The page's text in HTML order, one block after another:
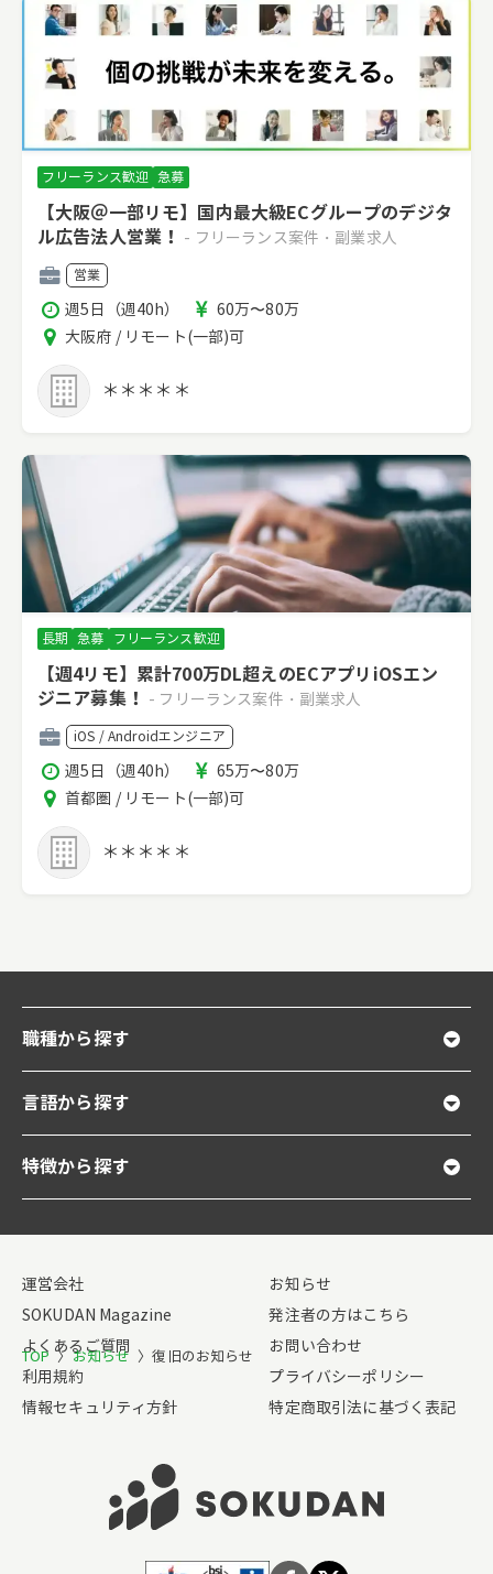
TOP 〉 お知らせ 〉復旧のお知らせ
フリーランス歓迎 急募
【大阪＠一部リモ】国内最大級ECグループのデジタ
ル広告法人営業！
- フリーランス案件・副業求人
職
種
営業
稼
働
時
間
週5日（週40h）
報
酬
60万〜80万
エ
ア
大阪府 / リモート(一部)可
＊＊＊＊＊
長期 急募 フリーランス歓迎
【週4リモ】累計700万DL超えのECアプリiOSエン
ジニア募集！
- フリーランス案件・副業求人
職
種
iOS / Androidエンジニア
稼
働
時
間
週5日（週40h）
報
酬
65万〜80万
エ
ア
首都圏 / リモート(一部)可
＊＊＊＊＊
職種から探す
言語から探す
特徴から探す
運営会社
お知らせ
SOKUDAN Magazine
発注者の方はこちら
よくあるご質問
お問い合わせ
利用規約
プライバシーポリシー
情報セキュリティ方針
特定商取引法に基づく表記